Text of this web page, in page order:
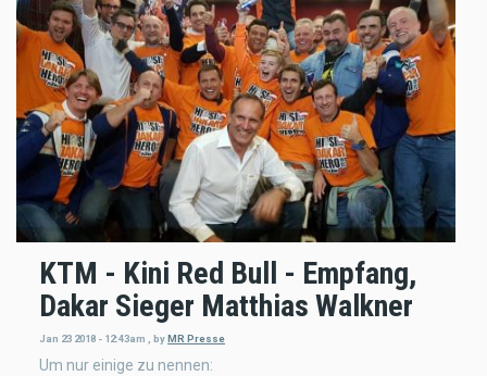
KTM - Kini Red Bull - Empfang,
Dakar Sieger Matthias Walkner
Jan 23 2018 - 12:43am byMR Presse
Um nur einige zu nennen: